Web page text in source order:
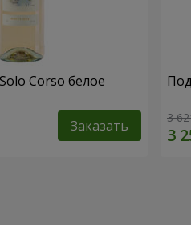
Corso белое
Заказать
3